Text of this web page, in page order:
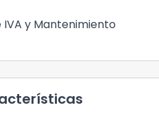
y Mantenimiento